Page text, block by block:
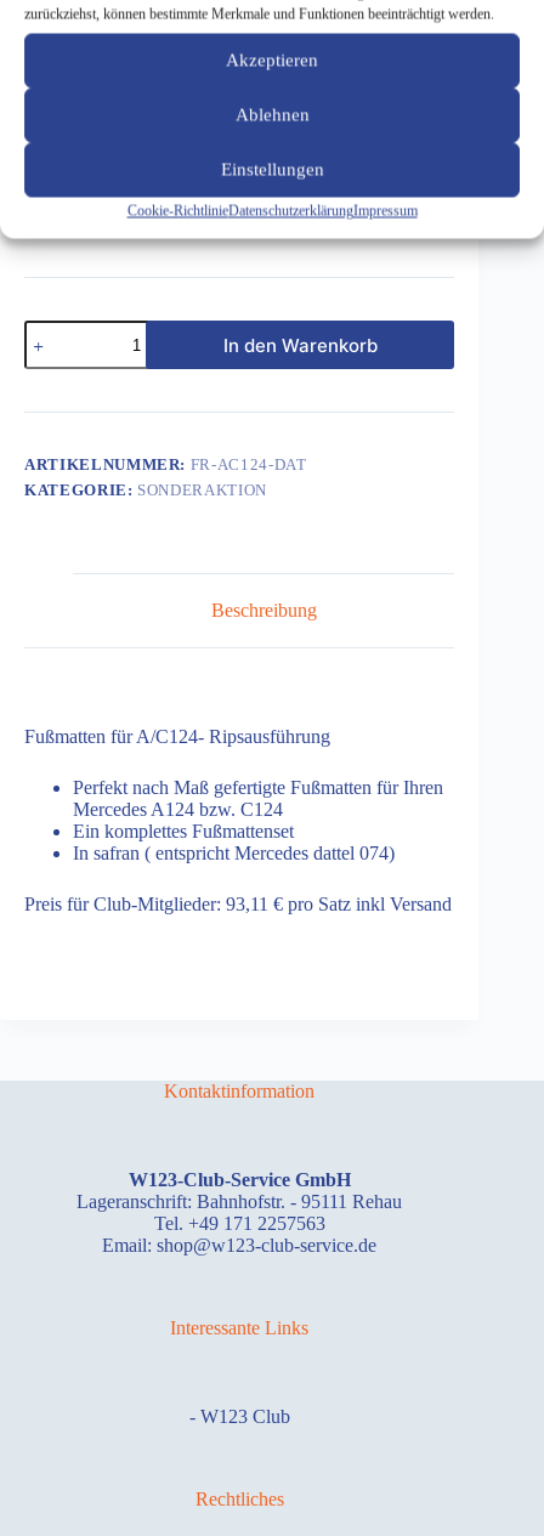
zurückziehst, können bestimmte Merkmale und Funktionen beeinträchtigt werden.
Akzeptieren
Ablehnen
Einstellungen
Cookie-RichtlinieDatenschutzerklärungImpressum
Fußmatten für A/C124 – Rips – safran/dattel 074
Fußmatten für A/C124- Ripsausführung – safran/dattel
Preis für Club-Mitglieder: 93,11 € pro Satz inkl Versand
Fußmatten
für
A/C124
Rips
074
Menge
In den Warenkorb
ARTIKELNUMMER: FR-AC124-DAT
KATEGORIE: SONDERAKTION
Beschreibung
Fußmatten für A/C124- Ripsausführung
Perfekt nach Maß gefertigte Fußmatten für Ihren
Mercedes A124 bzw. C124
Ein komplettes Fußmattenset
In safran ( entspricht Mercedes dattel 074)
Preis für Club-Mitglieder: 93,11 € pro Satz inkl Versand
Kontaktinformation
W123-Club-Service GmbH
Lageranschrift: Bahnhofstr. - 95111 Rehau
Tel. +49 171 2257563
Email: shop@w123-club-service.de
Interessante Links
- W123 Club
Rechtliches